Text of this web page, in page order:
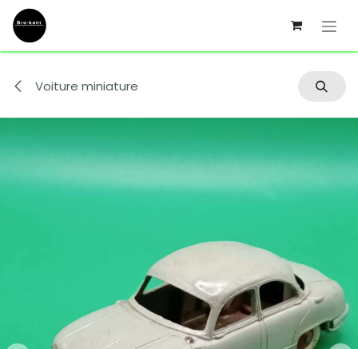
Se rendre au contenu
Voiture miniature